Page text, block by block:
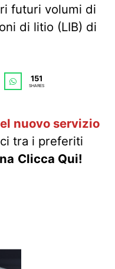
futuri volumi di
di litio (LIB) di
151
SHARES
nuovo servizio
tra i preferiti
Clicca Qui!